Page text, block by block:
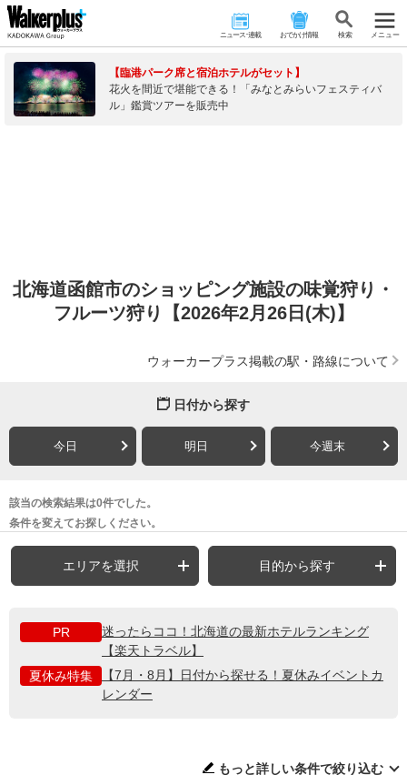
ニュース･連載 おでかけ情報 検 索 メニュー
【臨港パーク席と宿泊ホテルがセット】
花火を間近で堪能できる！「みなとみらいフェスティバ
ル」鑑賞ツアーを販売中
北海道函館市のショッピング施設の味覚狩り・
フルーツ狩り【2026年2月26日(木)】
ウォーカープラス掲載の駅・路線について
日付から探す
今日 明日 今週末
該当の検索結果は0件でした。
条件を変えてお探しください。
エリアを選択 目的から探す
PR
迷ったらココ！北海道の最新ホテルランキング
【楽天トラベル】
夏休み特集
【7月・8月】日付から探せる！夏休みイベントカ
レンダー
もっと詳しい条件で絞り込む